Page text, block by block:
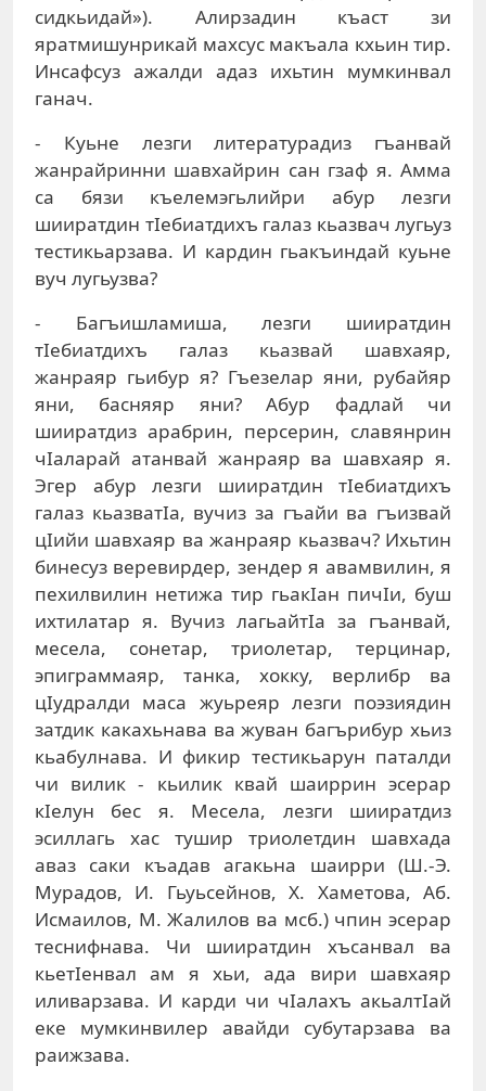
сидкьидай»). Алирзадин къаст зи
яратмишунрикай махсус макъала кхьин тир.
Инсафсуз ажалди адаз ихьтин мумкинвал
ганач.
- Куьне лезги литературадиз гъанвай
жанрайринни шавхайрин сан гзаф я. Амма
са бязи къелемэгьлийри абур лезги
шииратдин тIебиатдихъ галаз кьазвач лугьуз
тестикьарзава. И кардин гьакъиндай куьне
вуч лугьузва?
- Багъишламиша, лезги шииратдин
тIебиатдихъ галаз кьазвай шавхаяр,
жанраяр гьибур я? Гъезелар яни, рубайяр
яни, басняяр яни? Абур фадлай чи
шииратдиз арабрин, персерин, славянрин
чIаларай атанвай жанраяр ва шавхаяр я.
Эгер абур лезги шииратдин тIебиатдихъ
галаз кьазватIа, вучиз за гъайи ва гъизвай
цIийи шавхаяр ва жанраяр кьазвач? Ихьтин
бинесуз веревирдер, зендер я авамвилин, я
пехилвилин нетижа тир гьакIан пичIи, буш
ихтилатар я. Вучиз лагьайтIа за гъанвай,
месела, сонетар, триолетар, терцинар,
эпиграммаяр, танка, хокку, верлибр ва
цIудралди маса жуьреяр лезги поэзиядин
затдик какахьнава ва жуван багърибур хьиз
кьабулнава. И фикир тестикьарун паталди
чи вилик - кьилик квай шаиррин эсерар
кIелун бес я. Месела, лезги шииратдиз
эсиллагь хас тушир триолетдин шавхада
аваз саки къадав агакьна шаирри (Ш.-Э.
Мурадов, И. Гьуьсейнов, Х. Хаметова, Аб.
Исмаилов, М. Жалилов ва мсб.) чпин эсерар
теснифнава. Чи шииратдин хъсанвал ва
кьетIенвал ам я хьи, ада вири шавхаяр
иливарзава. И карди чи чIалахъ акьалтIай
еке мумкинвилер авайди субутарзава ва
раижзава.